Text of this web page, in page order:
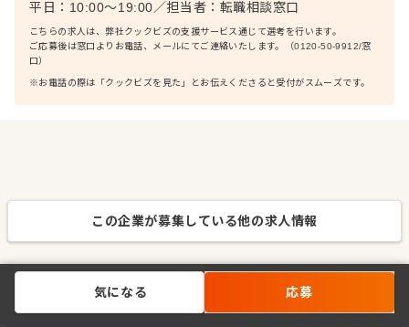
平日：10:00〜19:00／担当者： 転職相談窓口
こちらの求人は、弊社クックビズの支援サービス通じて選考を行います。
ご応募後は窓口よりお電話、メールにてご連絡いたします。（0120-50-9912/窓
口）
※お電話の際は「クックビズを見た」とお伝えくださると受付がスムーズです。
この企業が募集している他の求人情報
気になる 応募